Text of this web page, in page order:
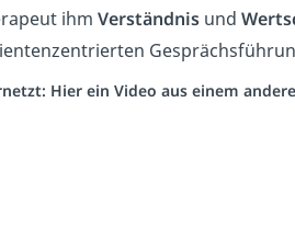
ihm Verständnis und
Hier ein Video aus einem